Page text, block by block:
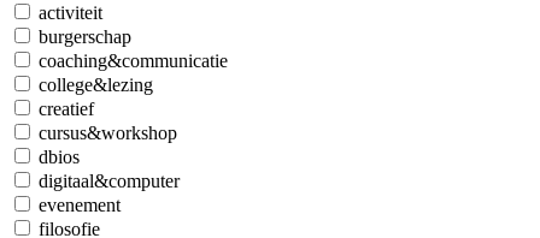
activiteit
burgerschap
coaching&communicatie
college&lezing
creatief
cursus&workshop
dbios
digitaal&computer
evenement
filosofie